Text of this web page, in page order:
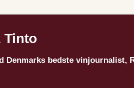
Tinto
bedste vinjournalist,